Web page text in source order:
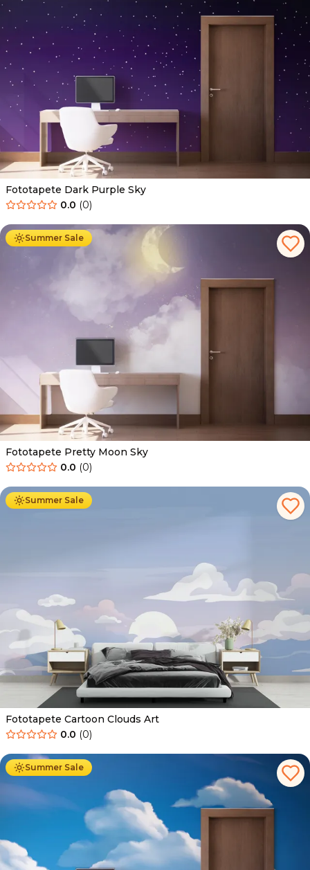
Fototapete Dark Purple Sky
0.0 (0)
Summer Sale
Ab 34.90 € 19.90
Fototapete Pretty Moon Sky
0.0 (0)
Summer Sale
Ab 34.90 € 19.90
Fototapete Cartoon Clouds Art
0.0 (0)
Summer Sale
Ab 34.90 € 19.90